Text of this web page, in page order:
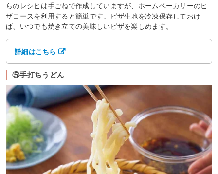
らのレシピは手ごねで作成していますが、ホームベーカリーのピ
ザコースを利用すると簡単です。ピザ生地を冷凍保存しておけ
ば、いつでも焼き立ての美味しいピザを楽しめます。
詳細はこちら
⑤手打ちうどん